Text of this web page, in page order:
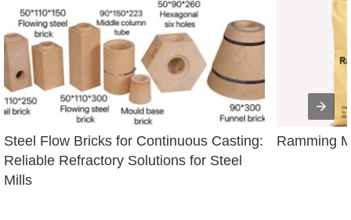
Steel Flow Bricks for Continuous Casting:
Reliable Refractory Solutions for Steel
Mills
Ramming